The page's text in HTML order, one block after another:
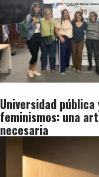
Universidad pública
feminismos: una
necesaria